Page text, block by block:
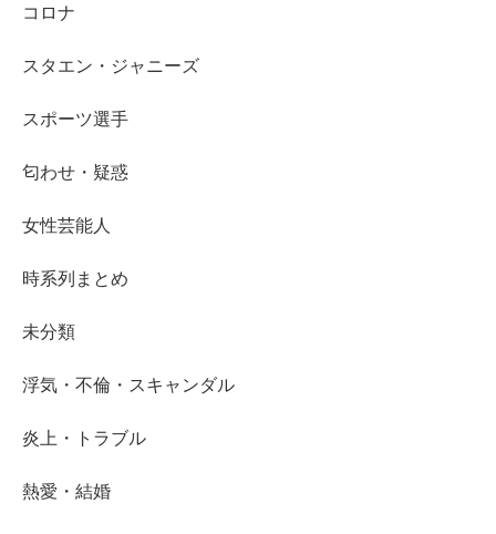
コロナ
スタエン・ジャニーズ
スポーツ選手
匂わせ・疑惑
女性芸能人
時系列まとめ
未分類
浮気・不倫・スキャンダル
炎上・トラブル
熱愛・結婚